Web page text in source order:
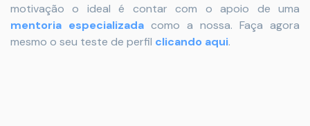
motivação o ideal é contar com o apoio de uma
mentoria especializada como a nossa. Faça agora
mesmo o seu teste de perfil clicando aqui.